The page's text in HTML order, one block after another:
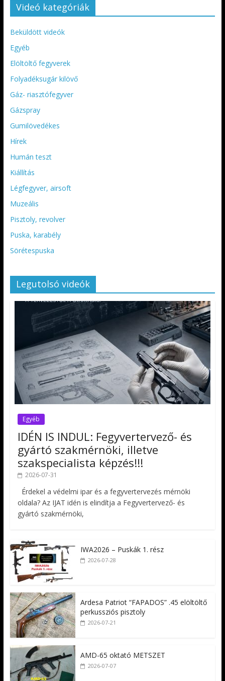
Videó kategóriák
Beküldött videók
Egyéb
Elöltöltő fegyverek
Folyadéksugár kilövő
Gáz- riasztófegyver
Gázspray
Gumilövedékes
Hírek
Humán teszt
Kiállítás
Légfegyver, airsoft
Muzeális
Pisztoly, revolver
Puska, karabély
Sörétespuska
Legutolsó videók
Egyéb
IDÉN IS INDUL: Fegyvertervező- és
gyártó szakmérnöki, illetve
szakspecialista képzés!!!
2026-07-31
Érdekel a védelmi ipar és a fegyvertervezés mérnöki
oldala? Az IJAT idén is elindítja a Fegyvertervező- és
gyártó szakmérnöki,
IWA2026 – Puskák 1. rész
2026-07-28
Ardesa Patriot “FAPADOS” .45 elöltöltő
perkussziós pisztoly
2026-07-21
AMD-65 oktató METSZET
2026-07-07